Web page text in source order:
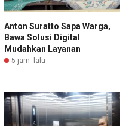
Anton Suratto Sapa Warga,
Bawa Solusi Digital
Mudahkan Layanan
5 jam lalu